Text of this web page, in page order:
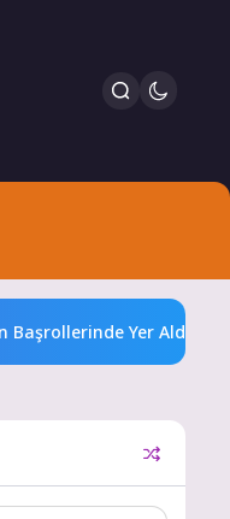
Yer Aldığı “Öngörü”